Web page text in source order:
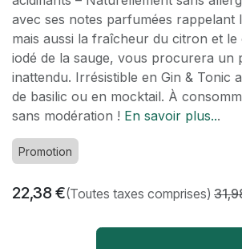
avec ses notes parfumées rappelant
mais aussi la fraîcheur du citron et le
iodé de la sauge, vous procurera un
inattendu. Irrésistible en Gin & Tonic
de basilic ou en mocktail. À
sans modération ! En savoir plus...
Promotion
22,38€(Toutes taxes comprises)